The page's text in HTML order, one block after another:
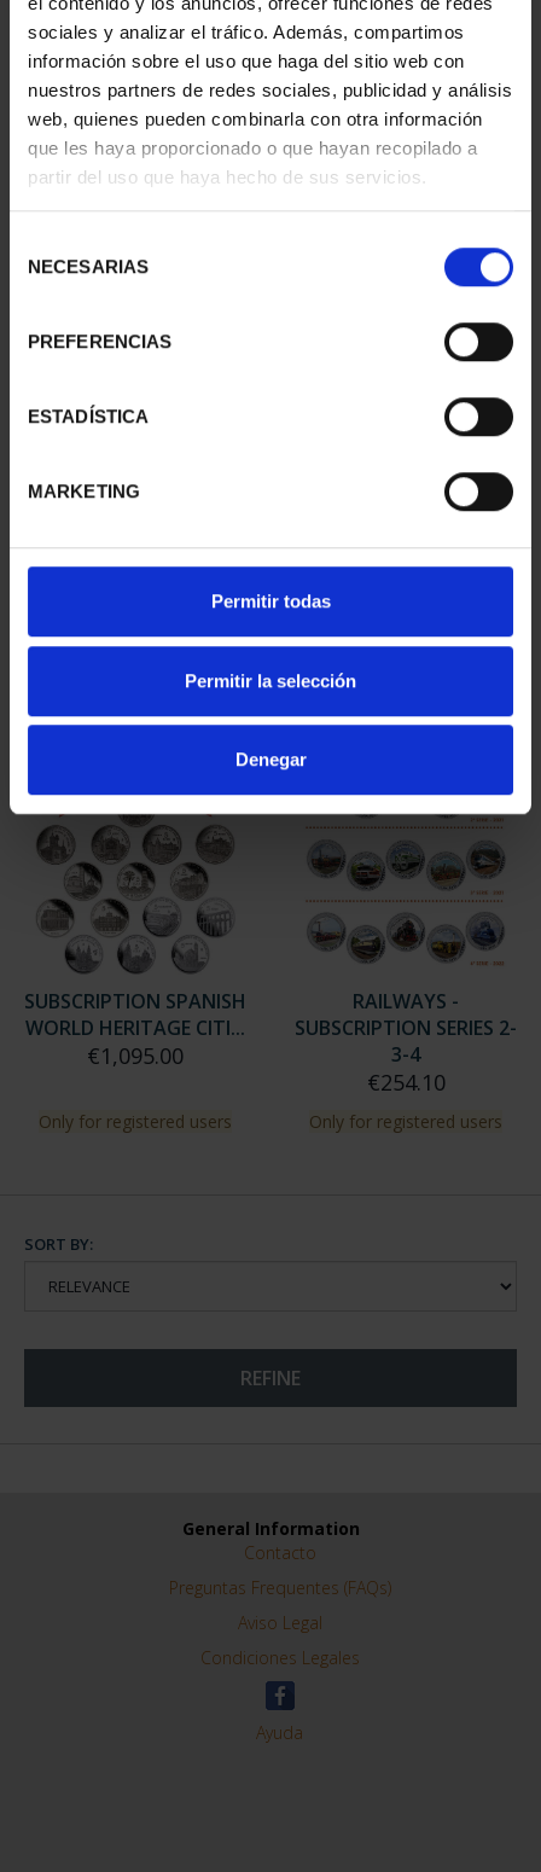
sociales y analizar el tráfico. Además, compartimos
información sobre el uso que haga del sitio web con
nuestros partners de redes sociales, publicidad y análisis
web, quienes pueden combinarla con otra información
que les haya proporcionado o que hayan recopilado a
partir del uso que haya hecho de sus servicios.
NECESARIAS
PREFERENCIAS
ESTADÍSTICA
MARKETING
Permitir todas
Permitir la selección
Denegar
SUBSCRIPTION
€949.00
SUBSCRIPTION
€949.00
CAPITALS OF SPAIN 3
CAPITALS OF SPAIN 4
SUBSCRIPTION SPANISH
WORLD HERITAGE CITI...
€1,095.00
Only for registered users
RAILWAYS -
SUBSCRIPTION SERIES 2-
3-4
€254.10
Only for registered users
SORT BY:
REFINE
General Information
Contacto
Preguntas Frequentes (FAQs)
Aviso Legal
Condiciones Legales
Ayuda